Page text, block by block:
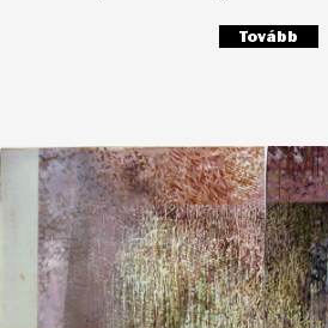
Tovább